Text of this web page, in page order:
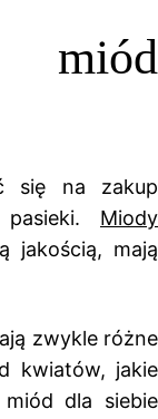
się na zakup
Miody
jakością, mają
zwykle różne
kwiatów, jakie
dla siebie